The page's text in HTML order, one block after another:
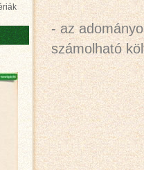
- az
számolható